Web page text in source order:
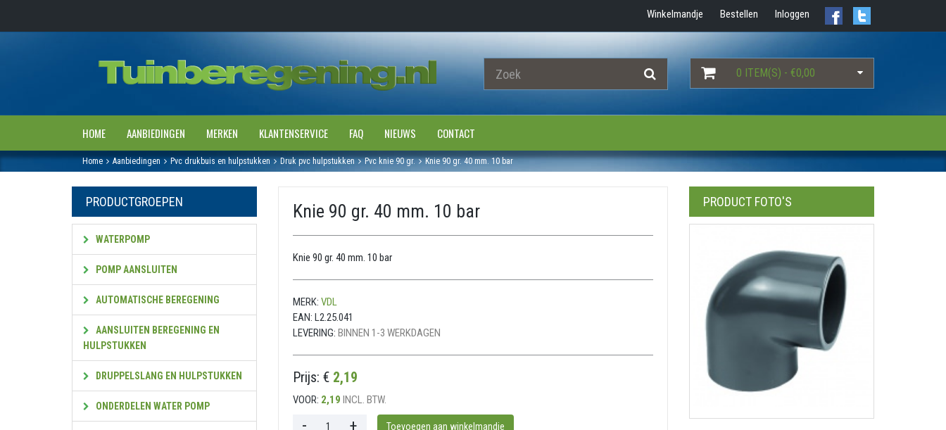
Winkelmandje Bestellen Inloggen
0 ITEM(S) - €0,00
HOME AANBIEDINGEN MERKEN KLANTENSERVICE FAQ NIEUWS CONTACT
Home Aanbiedingen Pvc drukbuis en hulpstukken Druk pvc hulpstukken Pvc knie 90 gr. Knie 90 gr. 40 mm. 10 bar
PRODUCTGROEPEN
WATERPOMP
POMP AANSLUITEN
AUTOMATISCHE BEREGENING
AANSLUITEN BEREGENING EN
HULPSTUKKEN
DRUPPELSLANG EN HULPSTUKKEN
ONDERDELEN WATER POMP
Knie 90 gr. 40 mm. 10 bar
Knie 90 gr. 40 mm. 10 bar
MERK: VDL
EAN: L2.25.041
LEVERING: BINNEN 1-3 WERKDAGEN
Prijs: € 2,19
VOOR: 2,19 INCL. BTW.
PRODUCT FOTO'S